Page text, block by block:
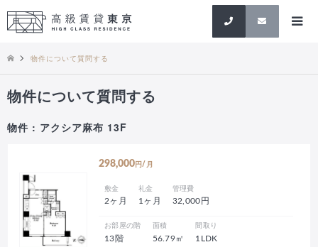
検索
物件について質問する
物件について質問する
物件 : アクシア麻布 13F
298,000 円/月
敷金
2ヶ月
礼金
1ヶ月
管理費
32,000円
お部屋の階
13階
面積
56.79㎡
間取り
1LDK